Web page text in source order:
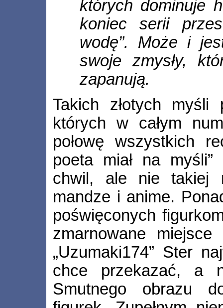
których dominuje
koniec serii
wodę”. Może i
swoje zmysły,
zapanują.
Takich złotych
których w całym
połowę wszystkich
poeta miał na
chwil, ale nie takiej
mandze i anime.
poświęconych
zmarnowane
„Uzumaki174” Ster
chce przekazać, a
Smutnego obrazu